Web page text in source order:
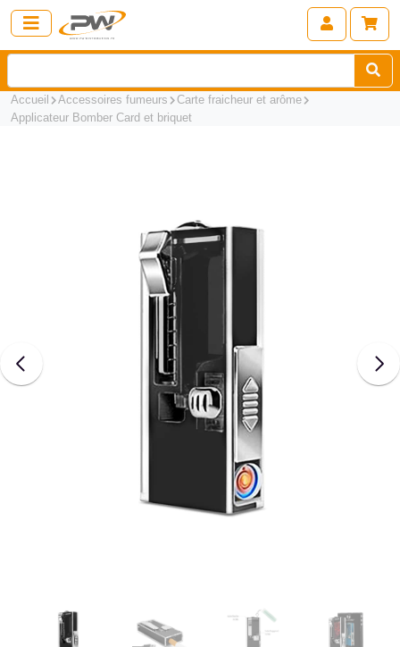
Accueil Accessoires fumeurs
Carte fraicheur et arôme
Applicateur Bomber Card et briquet